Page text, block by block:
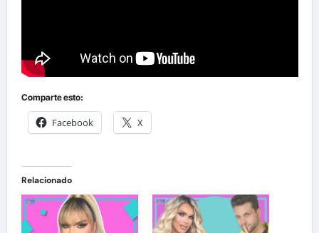
Comparte esto:
Facebook X
Relacionado